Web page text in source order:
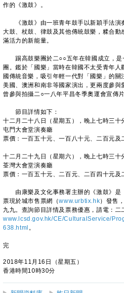
作的《激鼓》。
《激鼓》由一班青年鼓手以新穎手法演
大鼓、杖鼓、律鼓及其他傳統鼓樂，糅合
滿活力的新能量。
踢高鼓樂團於二○○五年在韓國成立，是
團。鑑於「國樂」當時在韓國不太受青年
國傳統音樂，吸引年輕一代對「國樂」的關
美國、澳洲和南非等國家演出，更兩度參
曾參與拍攝二○一八年平昌冬季奧運會宣傳片
節目詳情如下：
十二月二十八日（星期五），晚上七時三十
屯門大會堂演奏廳
票價：一百五十元、一百八十元、二百元及
十二月二十九日（星期六），晚上七時三十
荃灣大會堂演奏廳
票價：一百五十元、二百元、二百四十元及
由康樂及文化事務署主辦的《激鼓》是
票現於城市售票網（www.urbtix.hk）發售
九九。查詢節目詳情及票務優惠，請電：
www.lcsd.gov.hk/CE/CulturalService/
638.html 。
完
2018年11月16日（星期五）
香港時間10時30分